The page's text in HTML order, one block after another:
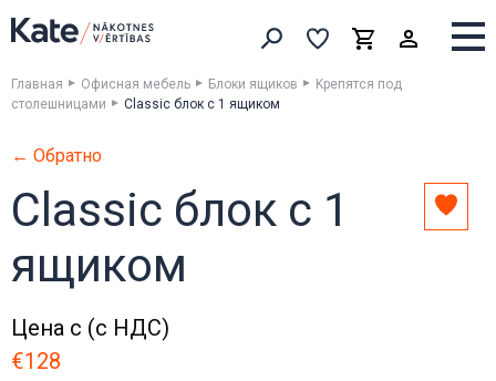
Искать товары
ВыборкаКорзинаВыборка
Главная Офисная мебель Блоки ящиков
Kрепятся под
столешницами
Classic блок с 1 ящиком
← Обратно
Classic блок с 1
ящиком
Цена с (с НДС)
€128